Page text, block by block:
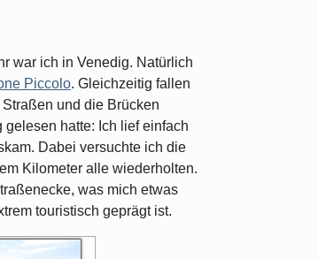
war ich in Venedig. Natürlich
Piccolo. Gleichzeitig fallen
und die Brücken
hatte: Ich lief einfach
Dabei versuchte ich die
Kilometer alle wiederholten.
was mich etwas
touristisch geprägt ist.